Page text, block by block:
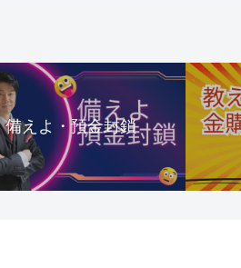
備えよ・預金封鎖